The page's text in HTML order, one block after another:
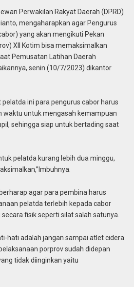
Perwakilan Rakyat Daerah (DPRD)
mengaharapkan agar Pengurus
yang akan mengikuti Pekan
XII Kotim bisa memaksimalkan
Pemusatan Latihan Daerah
senin (10/7/2023) dikantor
pelatda ini para pengurus cabor harus
untuk mengasah kemampuan
sehingga siap untuk bertading saat
pelatda kurang lebih dua minggu,
agar para pembina harus
pelatda terlebih kepada cabor
fisik seperti silat salah satunya.
hati adalah jangan sampai atlet cidera
porprov sudah didepan
tidak diinginkan yaitu